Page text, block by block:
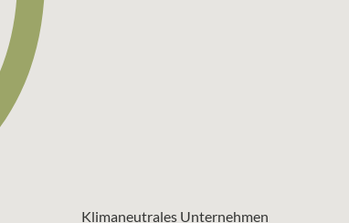
Klimaneutrales Unternehmen